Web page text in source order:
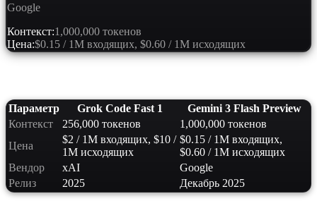
Google
Контекст:1,000,000 токенов
Цена:$0.15 / 1M входящих, $0.60 / 1M исходящих
Параметр Grok Code Fast 1
Gemini 3 Flash Preview
Контекст
256,000 токенов
1,000,000 токенов
Цена
$2 / 1M входящих, $10 /
1M исходящих
$0.15 / 1M входящих,
$0.60 / 1M исходящих
Вендор
xAI
Google
Релиз
2025 Декабрь 2025